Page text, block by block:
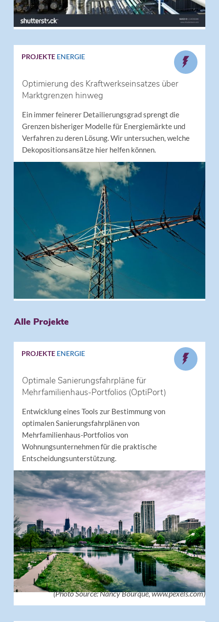
PROJEKTE ENERGIE
Optimierung des Kraftwerkseinsatzes über
Marktgrenzen hinweg
Ein immer feinerer Detailierungsgrad sprengt die
Grenzen bisheriger Modelle für Energiemärkte und
Verfahren zu deren Lösung. Wir untersuchen, welche
Dekopositionsansätze hier helfen können.
Alle Projekte
PROJEKTE ENERGIE
Optimale Sanierungsfahrpläne für
Mehrfamilienhaus-Portfolios (OptiPort)
Entwicklung eines Tools zur Bestimmung von
optimalen Sanierungsfahrplänen von
Mehrfamilienhaus-Portfolios von
Wohnungsunternehmen für die praktische
Entscheidungsunterstützung.
(Photo Source: Nancy Bourque, www.pexels.com)